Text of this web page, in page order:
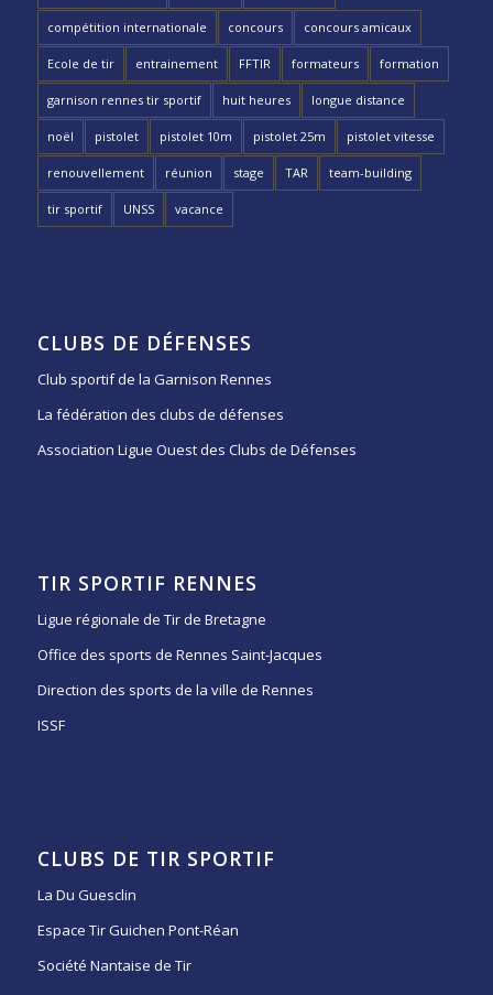
compétition internationale concours concours amicaux
Ecole de tir entrainement FFTIR formateurs formation
garnison rennes tir sportif huit heures longue distance
noël pistolet pistolet 10m pistolet 25m pistolet vitesse
renouvellement réunion stage TAR team-building
tir sportif UNSS vacance
CLUBS DE DÉFENSES
Club sportif de la Garnison Rennes
La fédération des clubs de défenses
Association Ligue Ouest des Clubs de Défenses
TIR SPORTIF RENNES
Ligue régionale de Tir de Bretagne
Office des sports de Rennes Saint-Jacques
Direction des sports de la ville de Rennes
ISSF
CLUBS DE TIR SPORTIF
La Du Guesclin
Espace Tir Guichen Pont-Réan
Société Nantaise de Tir